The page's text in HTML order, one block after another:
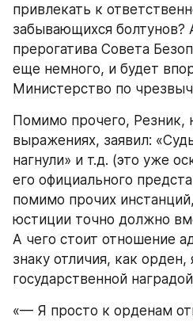
привлекать к
забывающихся болтунов?
прерогатива Совета
еще немного, и будет
Министерство по
Помимо прочего, Резник,
выражениях, заявил:
нагнули» и т.д. (это уже
его официального
помимо прочих
юстиции точно должно
А чего стоит отношение
знаку отличия, как
государственной
«— Я просто к орденам